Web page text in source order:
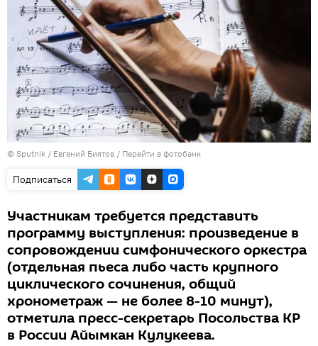
© Sputnik / Евгений Биятов / Перейти в фотобанк
Подписаться
Участникам требуется представить
программу выступления: произведение в
сопровождении симфонического оркестра
(отдельная пьеса либо часть крупного
циклического сочинения, общий
хронометраж — не более 8-10 минут),
отметила пресс-секретарь Посольства КР
в России Айымкан Кулукеева.